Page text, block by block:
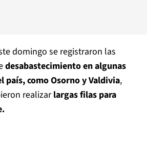
domingo se registraron las
desabastecimiento en algunas
país, como Osorno y Valdivia,
realizarlargas filas para